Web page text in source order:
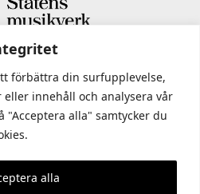
förbättra din surfupplevelse,
innehåll och analysera vår
"Acceptera alla" samtycker du
alla
MUSIKVERK INGÅR